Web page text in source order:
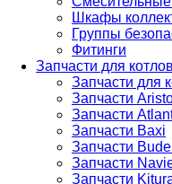
Шкафы
Группы
Фитинги
Запчасти для котлов
Запчасти для
Запчасти
Запчасти
Запчасти Baxi
Запчасти
Запчасти
Запчасти